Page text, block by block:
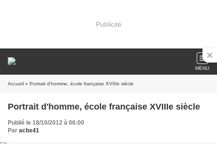
Publicité
MENU
Accueil » Portrait d'homme, école française XVIIIe siècle
Portrait d'homme, école française XVIIIe siècle
Publié le 18/10/2012 à 06:00
Par acbx41